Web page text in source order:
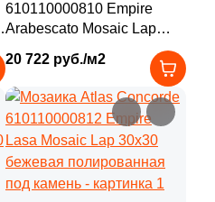
610110000810 Empire
Arabescato Mosaic Lap
полированная под камень
20 722 руб./м2